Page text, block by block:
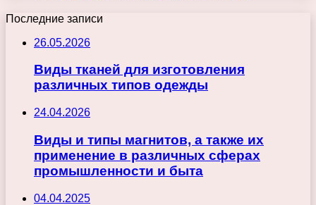
Последние записи
26.05.2026
Виды тканей для изготовления
различных типов одежды
24.04.2026
Виды и типы магнитов, а также их
применение в различных сферах
промышленности и быта
04.04.2025